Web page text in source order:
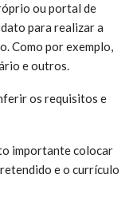
ou portal de
para realizar a
Como por exemplo,
e outros.
os requisitos e
importante colocar
e o currículo